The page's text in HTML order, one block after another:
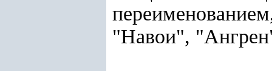
"Навои",